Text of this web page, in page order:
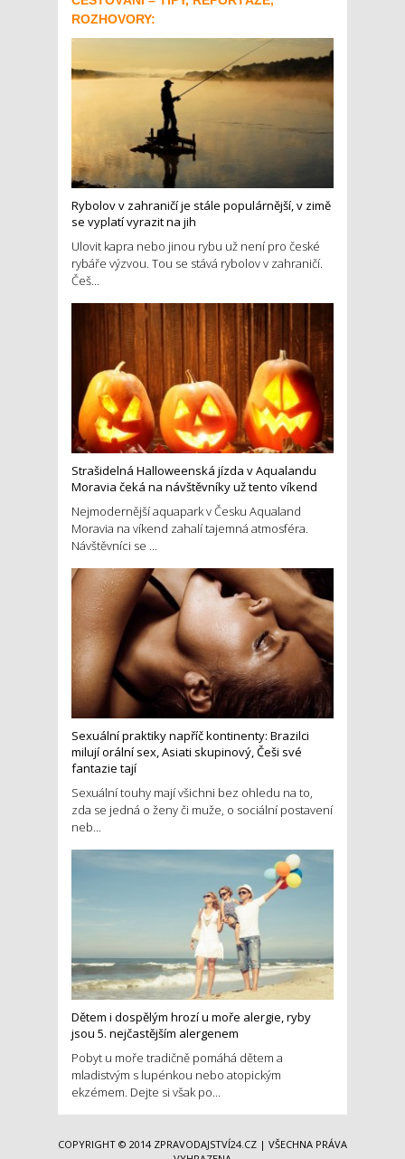
ROZHOVORY:
Rybolov v zahraničí je stále populárnější, v zimě
se vyplatí vyrazit na jih
Ulovit kapra nebo jinou rybu už není pro české
rybáře výzvou. Tou se stává rybolov v zahraničí.
Češ...
Strašidelná Halloweenská jízda v Aqualandu
Moravia čeká na návštěvníky už tento víkend
Nejmodernější aquapark v Česku Aqualand
Moravia na víkend zahalí tajemná atmosféra.
Návštěvníci se ...
Sexuální praktiky napříč kontinenty: Brazilci
milují orální sex, Asiati skupinový, Češi své
fantazie tají
Sexuální touhy mají všichni bez ohledu na to,
zda se jedná o ženy či muže, o sociální postavení
neb...
Dětem i dospělým hrozí u moře alergie, ryby
jsou 5. nejčastějším alergenem
Pobyt u moře tradičně pomáhá dětem a
mladistvým s lupénkou nebo atopickým
ekzémem. Dejte si však po...
COPYRIGHT © 2014 ZPRAVODAJSTVÍ24.CZ | VŠECHNA PRÁVA